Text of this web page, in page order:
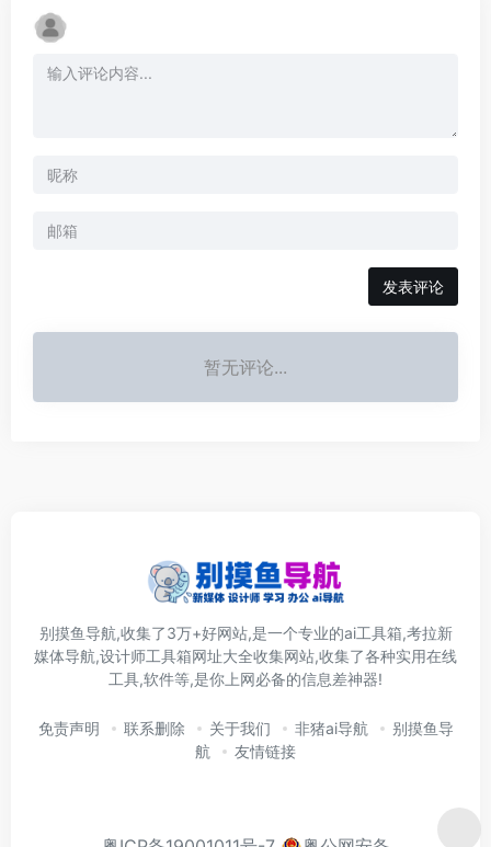
发表评论
暂无评论...
别摸鱼导航,收集了3万+好网站,是一个专业的ai工具箱,考拉新
媒体导航,设计师工具箱网址大全收集网站,收集了各种实用在线
工具,软件等,是你上网必备的信息差神器!
免责声明 联系删除 关于我们 非猪ai导航
别摸鱼导
航
友情链接